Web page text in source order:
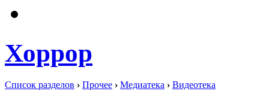
Хоррор
Список разделов › Прочее › Медиатека › Видеотека